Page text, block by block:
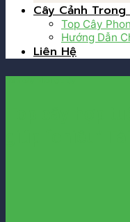
Cây Cảnh Trong
Top Cây
Hướng Dẫn
Liên Hệ